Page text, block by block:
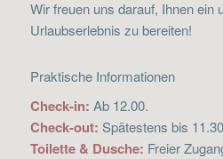
Wir freuen uns darauf, Ihnen ein
Urlaubserlebnis zu bereiten!
Praktische Informationen
Check-in: Ab 12.00.
Check-out: Spätestens bis
Toilette & Dusche: Freier